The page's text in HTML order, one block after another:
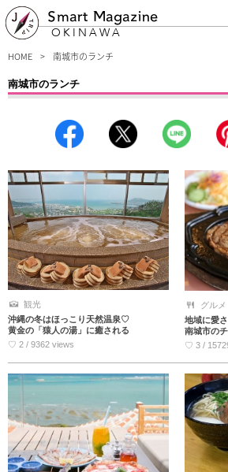
Smart Magazine
OKINAWA
HOME 南城市のランチ
南城市のランチ
気にもこだわりたい貴方にぴったりのグルメ情報が見
食材を使ったメニューや自然に癒されるおしゃれなお
い。
観光
沖縄の冬はほっこり天然温泉♡
黄金の「猿人の湯」に癒される
♡ 2 / 9362 views
グルメ
地域に愛
南城市の
♡ 3 /